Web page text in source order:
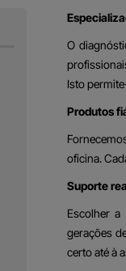
O
Isto
Produtos
oficina.
Suporte
Escolher a
gerações
certo até à